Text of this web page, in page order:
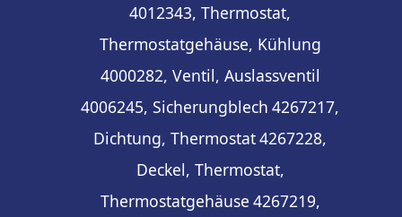
4012343, Thermostat,
Thermostatgehäuse, Kühlung
4000282, Ventil, Auslassventil
4006245, Sicherungblech 4267217,
Dichtung, Thermostat4267228,
Deckel, Thermostat,
Thermostatgehäuse 4267219,